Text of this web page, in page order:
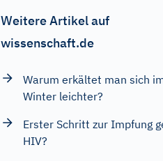
Weitere Artikel auf
wissenschaft.de
Warum erkältet man sich
Winter leichter?
Erster Schritt zur Impfung
HIV?